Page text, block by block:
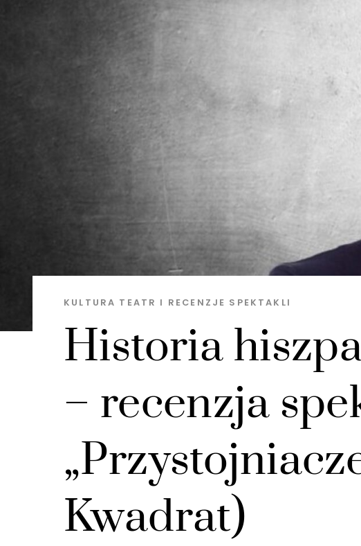
Historia
– recenzja
Kwadrat)
KULTURA TEATR I RECENZJE SPEKTAKLI